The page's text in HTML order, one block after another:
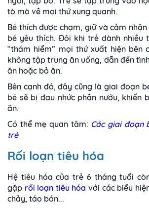
tò mò về mọi thứ xung quanh.
Bé thích được chạm, giữ và cảm
bé yêu thích. Đôi khi trẻ dành nhiều
“thám hiểm” mọi thứ xuất hiện bên
không tập trung ăn uống, dẫn đến
ăn hoặc bỏ ăn.
Bên cạnh đó, đây cũng là giai đoạn
bé sẽ bị đau nhức phần nướu, khiến
ăn.
Có thể mẹ quan tâm: Các giai đoạn
trẻ
Rối loạn tiêu hóa
Hệ tiêu hóa của trẻ 6 tháng tuổi
gặp rối loạn tiêu hóa với các biểu
chảy, táo bón...